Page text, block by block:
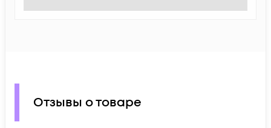
Отзывы о товаре